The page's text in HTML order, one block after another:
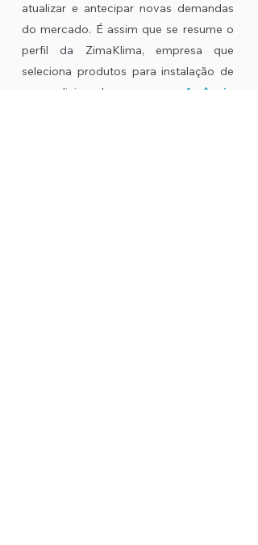
atualizar e antecipar novas demandas
do mercado. É assim que se resume o
perfil da ZimaKlima, empresa que
seleciona produtos para instalação de
ar condicionado
para ser referência